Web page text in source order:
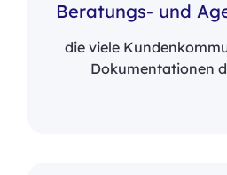
Beratungs- und
die viele
Dokumentationen